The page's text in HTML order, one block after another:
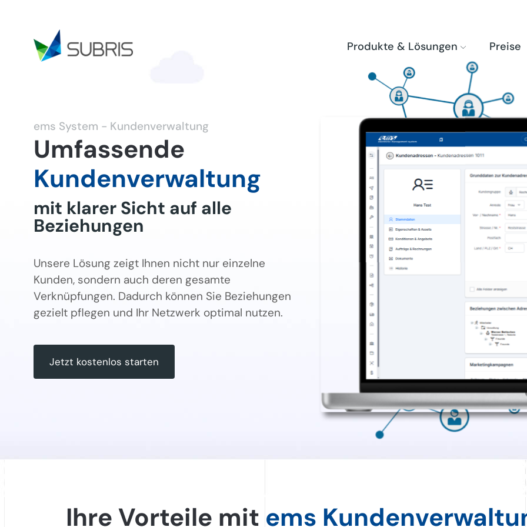
Produkte & Lösungen Preise
ems System - Kundenverwaltung
Umfassende
Kundenverwaltung
mit klarer Sicht auf alle
Beziehungen
Unsere Lösung zeigt Ihnen nicht nur einzelne
Kunden, sondern auch deren gesamte
Verknüpfungen. Dadurch können Sie Beziehungen
gezielt pflegen und Ihr Netzwerk optimal nutzen.
Jetzt kostenlos starten
Ihre Vorteile mit ems